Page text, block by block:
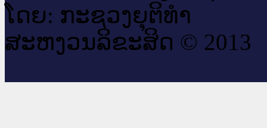
ໂດຍ: ກະ​ຊວງຍຸ​ຕິ​ທຳ
ສະ​ຫງວນ​ລິ​ຂະ​ສິດ © 2013